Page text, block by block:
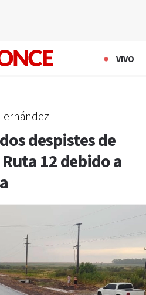
VIVO
despistes de
12 debido a